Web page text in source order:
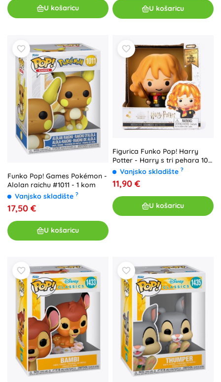
U košaricu U košaricu
Funko Pop! Games Pokémon -
Alolan raichu #1011 - 1 kom
Vanjsko skladište ?
17,50 €
U košaricu
Figurica Funko Pop! Harry
Potter - Harry s tri pehara 10
cmVanjsko skladište ?
11,90 €
U košaricu